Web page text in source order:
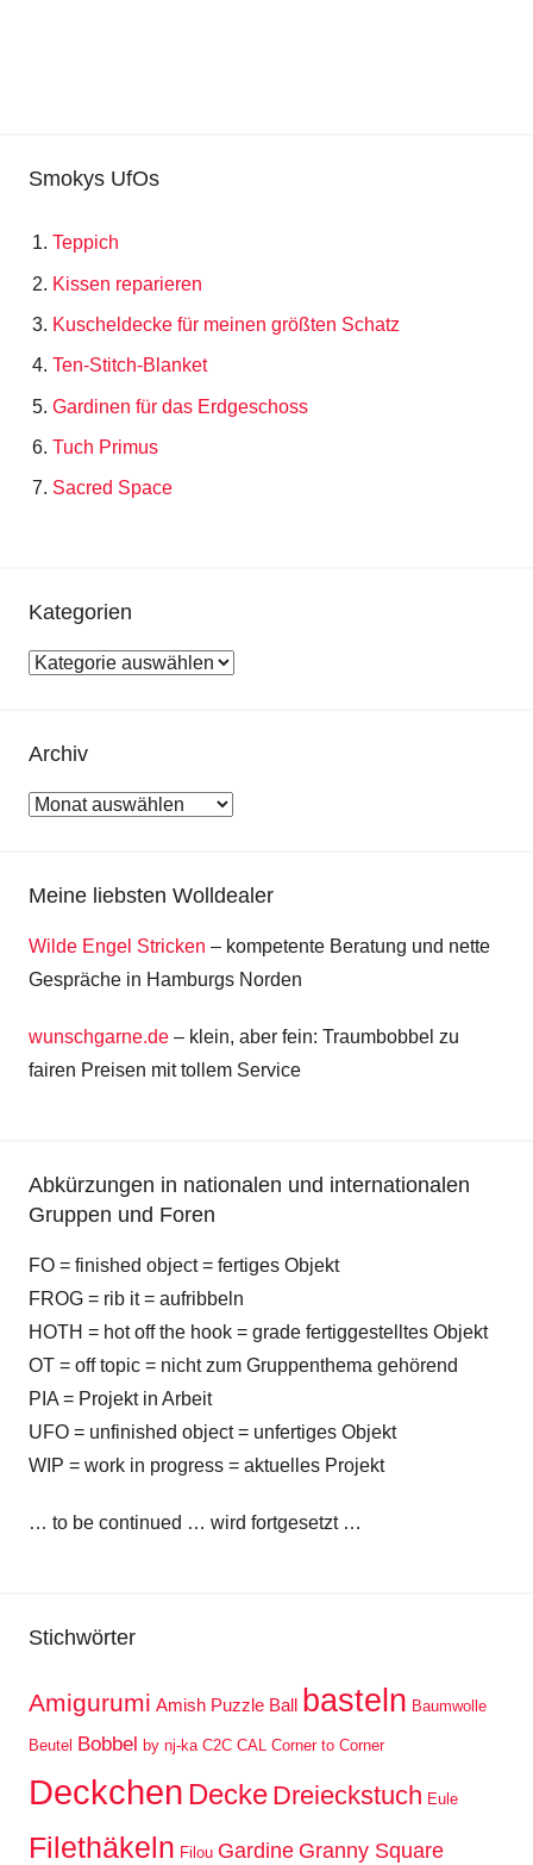
Smokys UfOs
Teppich
Kissen reparieren
Kuscheldecke für meinen größten Schatz
Ten-Stitch-Blanket
Gardinen für das Erdgeschoss
Tuch Primus
Sacred Space
Kategorien
Kategorien
Archiv
Archiv
Meine liebsten Wolldealer
Wilde Engel Stricken – kompetente Beratung und nette
Gespräche in Hamburgs Norden
wunschgarne.de – klein, aber fein: Traumbobbel zu
fairen Preisen mit tollem Service
Abkürzungen in nationalen und internationalen
Gruppen und Foren
FO = finished object = fertiges Objekt
FROG = rib it = aufribbeln
HOTH = hot off the hook = grade fertiggestelltes Objekt
OT = off topic = nicht zum Gruppenthema gehörend
PIA = Projekt in Arbeit
UFO = unfinished object = unfertiges Objekt
WIP = work in progress = aktuelles Projekt
… to be continued … wird fortgesetzt …
Stichwörter
Amigurumi Amish Puzzle Ball basteln Baumwolle
Beutel Bobbel by nj-ka C2C CAL Corner to Corner
Deckchen Decke Dreieckstuch Eule
Filethäkeln Filou Gardine Granny Square